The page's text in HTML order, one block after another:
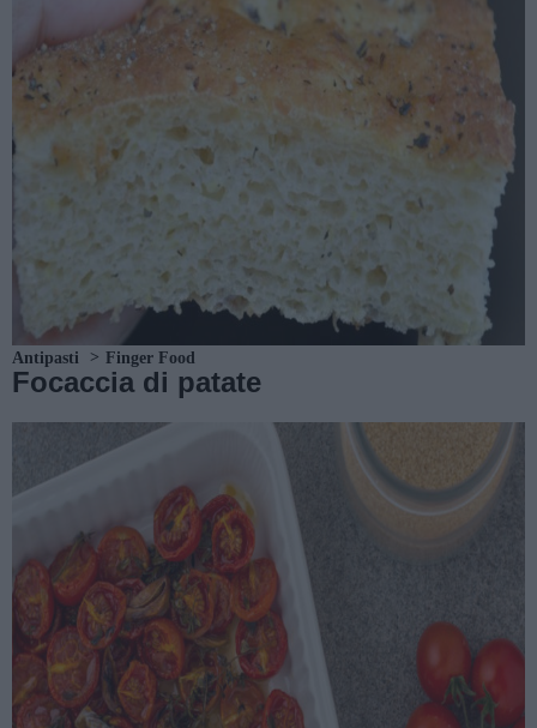
Antipasti Finger Food
Focaccia di patate